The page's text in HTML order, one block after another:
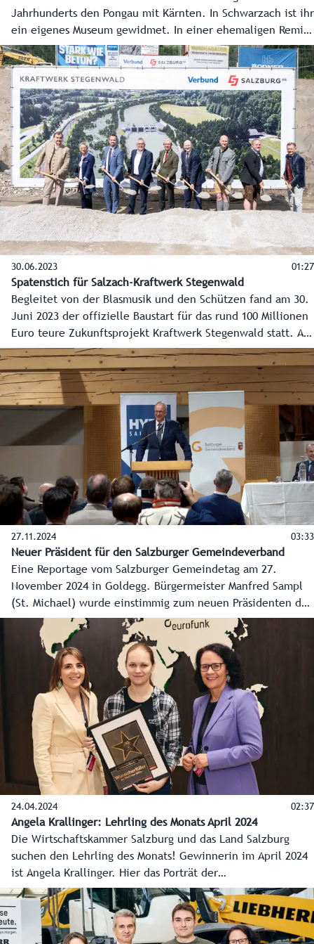
Jahrhunderts den Pongau mit Kärnten. In Schwarzach ist ihr
ein eigenes Museum gewidmet. In einer ehemaligen Remise
wird auf die Geschichte der Schienenverbindung durch die
Alpen eingegangen.
30.06.2023 01:27
Spatenstich für Salzach-Kraftwerk Stegenwald
Begleitet von der Blasmusik und den Schützen fand am 30.
Juni 2023 der offizielle Baustart für das rund 100 Millionen
Euro teure Zukunftsprojekt Kraftwerk Stegenwald statt. Ab
2025 produziert das Laufwasserkraftwerk an der Salzach in
Werfen so viel grüne Energie wie rund 20.000 Haushalte
durchschnittlich in einem Jahr verbrauchen.
27.11.2024 03:33
Neuer Präsident für den Salzburger Gemeindeverband
Eine Reportage vom Salzburger Gemeindetag am 27.
November 2024 in Goldegg. Bürgermeister Manfred Sampl
(St. Michael) wurde einstimmig zum neuen Präsidenten des
Salzburger Gemeindeverbandes gewählt. Er folgt auf
Günther Mitterer aus St. Johann. Landeshauptmann
Wilfried Haslauer gratulierte herzlich.
24.04.2024 02:37
Angela Krallinger: Lehrling des Monats April 2024
Die Wirtschaftskammer Salzburg und das Land Salzburg
suchen den Lehrling des Monats! Gewinnerin im April 2024
ist Angela Krallinger. Hier das Porträt der
Wirtschaftskammer Salzburg.